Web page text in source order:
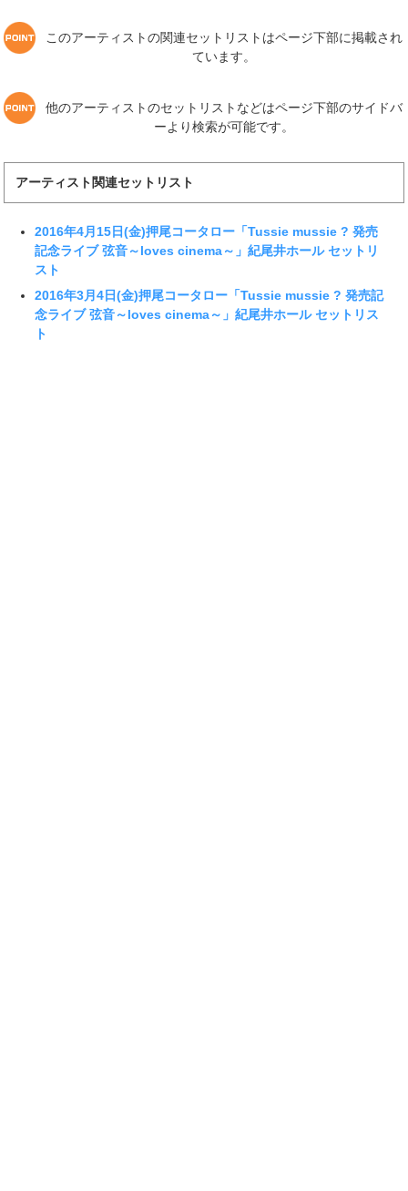
このアーティストの関連セットリストはページ下部に掲載され
ています。
他のアーティストのセットリストなどはページ下部のサイドバ
ーより検索が可能です。
アーティスト関連セットリスト
2016年4月15日(金)押尾コータロー「Tussie mussie ? 発売
記念ライブ 弦音～loves cinema～」紀尾井ホール セットリ
スト
2016年3月4日(金)押尾コータロー「Tussie mussie ? 発売記
念ライブ 弦音～loves cinema～」紀尾井ホール セットリス
ト